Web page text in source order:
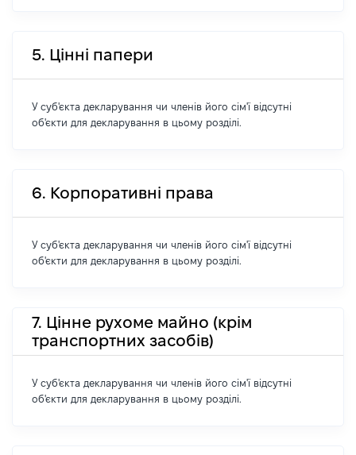
5. Цінні папери
У суб'єкта декларування чи членів його сім'ї відсутні
об'єкти для декларування в цьому розділі.
6. Корпоративні права
У суб'єкта декларування чи членів його сім'ї відсутні
об'єкти для декларування в цьому розділі.
7. Цінне рухоме майно (крім
транспортних засобів)
У суб'єкта декларування чи членів його сім'ї відсутні
об'єкти для декларування в цьому розділі.